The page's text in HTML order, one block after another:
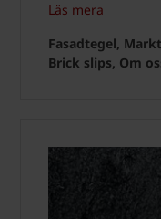
Läs mera
Fasadtegel,
Brick slips, Om